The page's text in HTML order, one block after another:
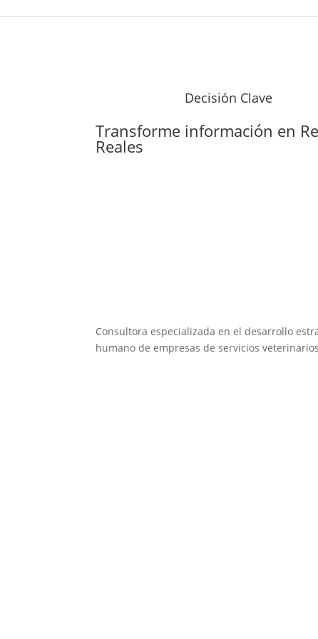
Decisión Clave
Transforme información en
Reales
Consultora especializada en el desarrollo
humano de empresas de servicios